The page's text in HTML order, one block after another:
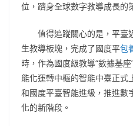
位，躋身全球數字教導成長的
值得追蹤關心的是，平臺
生教導板塊，完成了國度平包
時，作為國度級教導“數據基
能化運轉中樞的智能中臺正式
和國度平臺智能進級，推進數
化的新階段。